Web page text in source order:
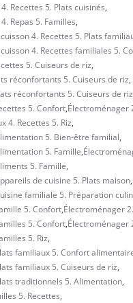
Recettes 5. Plats cuisinés,
Repas 5. Familles,
4. Recettes 5. Plats
4. Recettes familiales 5.
5. Cuiseurs de riz,
réconfortants 5. Cuiseurs de riz,
réconfortants 5. Cuiseurs de riz
5. Confort,Électroménager
4. Recettes 5. Riz,
5. Bien-être familial,
5. Famille,
5. Famille,
de cuisine 5. Plats maison,
familiale 5. Préparation
5. Confort,Électroménager
5. Confort,Électroménager
5. Riz,
familiaux 5. Confort
familiaux 5. Cuiseurs de riz,
traditionnels 5. Alimentation,
5. Recettes,